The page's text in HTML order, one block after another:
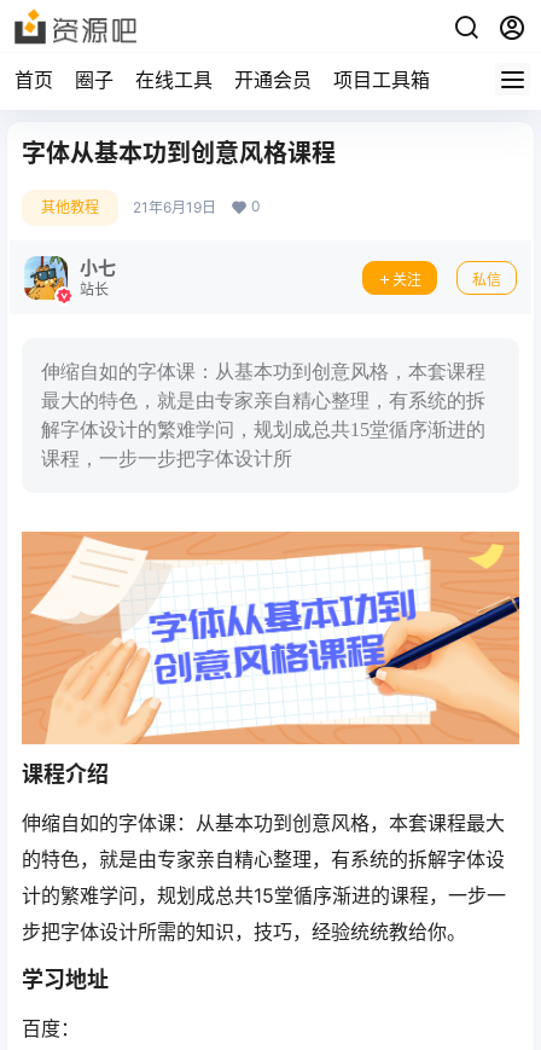
首页 圈子 在线工具 开通会员 项目工具箱
字体从基本功到创意风格课程
其他教程 21年6月19日 0
小七
站长
关注 私信
伸缩自如的字体课：从基本功到创意风格，本套课程
最大的特色，就是由专家亲自精心整理，有系统的拆
解字体设计的繁难学问，规划成总共15堂循序渐进的
课程，一步一步把字体设计所
课程介绍
伸缩自如的字体课：从基本功到创意风格，本套课程最大
的特色，就是由专家亲自精心整理，有系统的拆解字体设
计的繁难学问，规划成总共15堂循序渐进的课程，一步一
步把字体设计所需的知识，技巧，经验统统教给你。
学习地址
百度：